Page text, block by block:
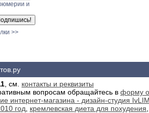
и
>>
, см. контакты и реквизиты
вопросам обращайтесь в форму
интернет-магазина - дизайн-студия
год кремлевская диета для похудения